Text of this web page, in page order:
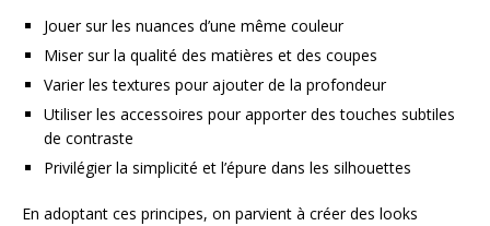
Jouer sur les nuances d’une même couleur
Miser sur la qualité des matières et des coupes
Varier les textures pour ajouter de la profondeur
Utiliser les accessoires pour apporter des touches subtiles
de contraste
Privilégier la simplicité et l’épure dans les silhouettes
En adoptant ces principes, on parvient à créer des looks